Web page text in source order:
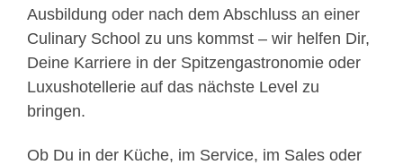
Ausbildung oder nach dem Abschluss an einer
Culinary School zu uns kommst – wir helfen Dir,
Deine Karriere in der Spitzengastronomie oder
Luxushotellerie auf das nächste Level zu
bringen.
Ob Du in der Küche, im Service, im Sales oder